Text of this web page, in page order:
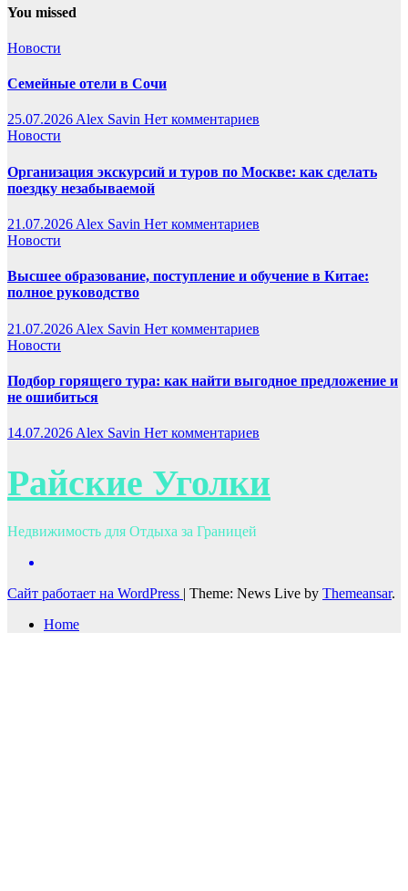
You missed
Новости
Семейные отели в Сочи
25.07.2026Alex Savin Нет комментариев
Новости
Организация экскурсий и туров по Москве: как сделать
поездку незабываемой
21.07.2026 Alex Savin Нет комментариев
Новости
Высшее образование, поступление и обучение в Китае:
полное руководство
21.07.2026 Alex Savin Нет комментариев
Новости
Подбор горящего тура: как найти выгодное предложение и
не ошибиться
14.07.2026 Alex Savin Нет комментариев
Райские Уголки
Недвижимость для Отдыха за Границей
Сайт работает на WordPress | Theme: News Live by Themeansar.
Home